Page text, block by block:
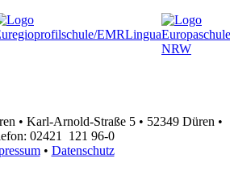
• Karl-Arnold-Straße 5 • 52349 Düren •
02421 121 96-0
• Datenschutz